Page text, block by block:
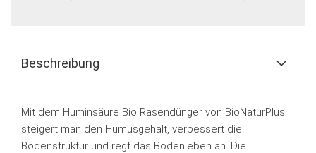
Beschreibung
Mit dem Huminsäure Bio Rasendünger von BioNaturPlus
steigert man den Humusgehalt, verbessert die
Bodenstruktur und regt das Bodenleben an. Die